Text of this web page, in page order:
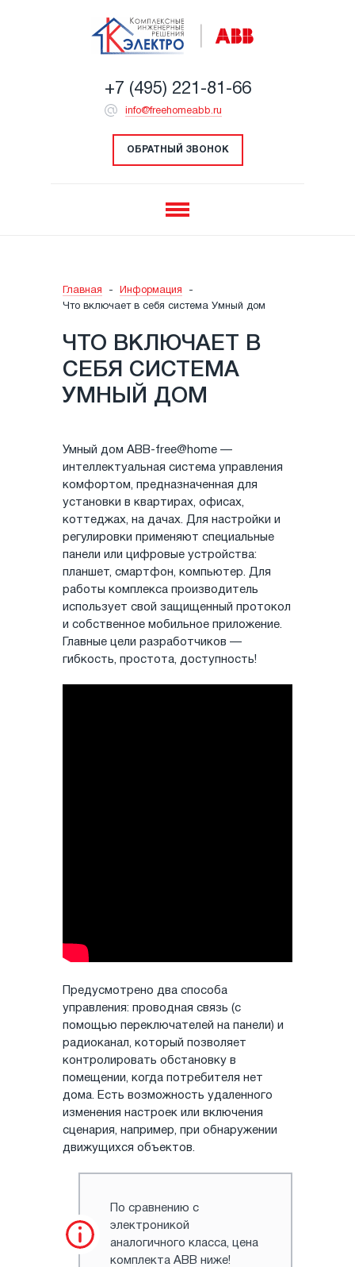
+7 (495) 221-81-66
info@freehomeabb.ru
ОБРАТНЫЙ ЗВОНОК
Главная - Информация
-
Что включает в себя система Умный дом
ЧТО ВКЛЮЧАЕТ В
СЕБЯ СИСТЕМА
УМНЫЙ ДОМ
Умный дом ABB-free@home —
интеллектуальная система управления
комфортом, предназначенная для
установки в квартирах, офисах,
коттеджах, на дачах. Для настройки и
регулировки применяют специальные
панели или цифровые устройства:
планшет, смартфон, компьютер. Для
работы комплекса производитель
использует свой защищенный протокол
и собственное мобильное приложение.
Главные цели разработчиков —
гибкость, простота, доступность!
Предусмотрено два способа
управления: проводная связь (с
помощью переключателей на панели) и
радиоканал, который позволяет
контролировать обстановку в
помещении, когда потребителя нет
дома. Есть возможность удаленного
изменения настроек или включения
сценария, например, при обнаружении
движущихся объектов.
По сравнению с
электроникой
аналогичного класса, цена
комплекта АВВ ниже!